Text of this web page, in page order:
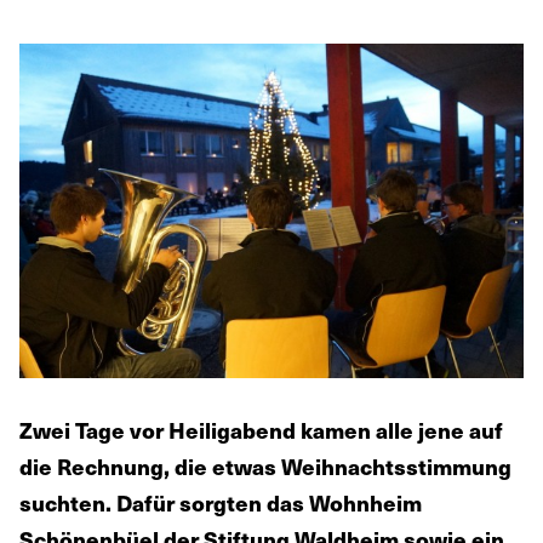
Zwei Tage vor Heiligabend kamen alle jene auf
die Rechnung, die etwas Weihnachtsstimmung
suchten. Dafür sorgten das Wohnheim